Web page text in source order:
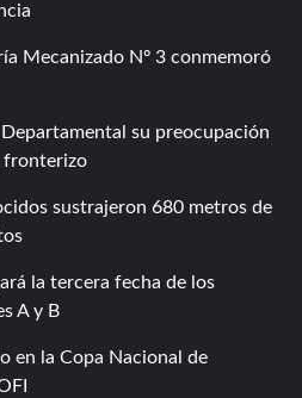
Mecanizado Nº 3 conmemoró
su preocupación
fronterizo
sustrajeron 680 metros de
la tercera fecha de los
A y B
en la Copa Nacional de